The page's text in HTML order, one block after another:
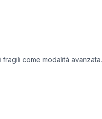
come modalità avanzata.